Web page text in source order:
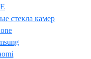
стекла камер